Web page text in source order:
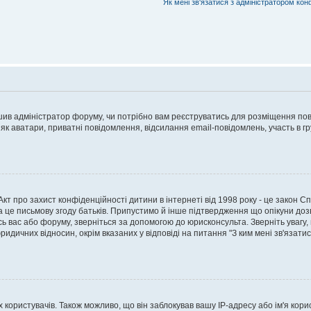
Як мені зв'язатися з адміністратором
адміністратор форуму, чи потрібно вам реєструватись для розміщення
аватари, приватні повідомлення, відсилання email-повідомлень, участь в
захист конфіденційності дитини в інтернеті від 1998 року - це закон
письмову згоду батьків. Припустимо й інше підтвердження що опікуни
або форуму, зверніться за допомогою до юрисконсульта. Зверніть
відносин, окрім вказаних у відповіді на питання "З ким мені
Також можливо, що він заблокував вашу IP-адресу або ім'я